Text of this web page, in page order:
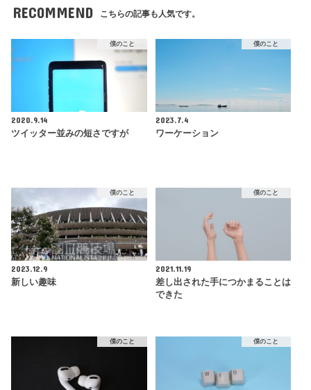
RECOMMEND こちらの記事も人気です。
僕のこと
2020.9.14
ツイッター並みの短さですが
僕のこと
2023.7.4
ワーケーション
僕のこと
2023.12.9
新しい趣味
僕のこと
2021.11.19
差し出された手につかまることは
できた
僕のこと 僕のこと